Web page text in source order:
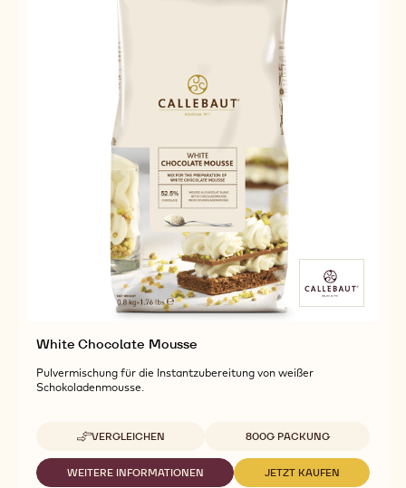
White Chocolate Mousse
Pulvermischung für die Instantzubereitung von weißer
Schokoladenmousse.
VERGLEICHEN
-
WHITE
CHOCOLATE
Verfügbare Verpackungsgrößen
800G PACKUNG
WEITERE INFORMATIONEN
-
JETZT KAUFEN
-